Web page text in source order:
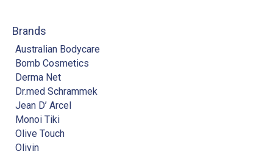
Brands
Australian Bodycare
Bomb Cosmetics
Derma Net
Dr.med Schrammek
Jean D’ Arcel
Monoi Tiki
Olive Touch
Olivin